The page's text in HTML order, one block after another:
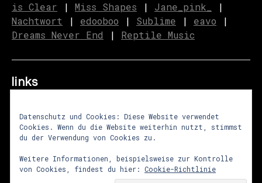
is Clear | Miss Shapes | Jane_pink_
|
Nachtwort | edooboo | Sublime | eavo |
Dreams Never End | Reptile Music
links
über uns | presse|newsletter
impressum|datenschutz |
Datenschutz und Cookies: Diese Website verwendet
Cookies. Wenn du die Website weiterhin nutzt, stimmst
du der Verwendung von Cookies zu.
Weitere Informationen, beispielsweise zur Kontrolle
von Cookies, findest du hier: Cookie-Richtlinie